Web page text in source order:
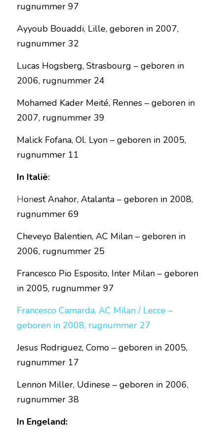
rugnummer 97
Ayyoub Bouaddi, Lille, geboren in 2007,
rugnummer 32
Lucas Hogsberg, Strasbourg – geboren in
2006, rugnummer 24
Mohamed Kader Meité, Rennes – geboren in
2007, rugnummer 39
Malick Fofana, Ol. Lyon – geboren in 2005,
rugnummer 11
In Italië:
Honest Anahor, Atalanta – geboren in 2008,
rugnummer 69
Cheveyo Balentien, AC Milan – geboren in
2006, rugnummer 25
Francesco Pio Esposito, Inter Milan – geboren
in 2005, rugnummer 97
Francesco Camarda, AC Milan / Lecce –
geboren in 2008, rugnummer 27
Jesus Rodriguez, Como – geboren in 2005,
rugnummer 17
Lennon Miller, Udinese – geboren in 2006,
rugnummer 38
In Engeland: